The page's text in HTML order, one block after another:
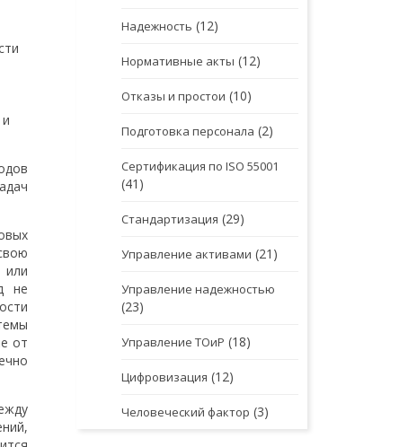
не
от
Надежность (12)
Нормативные акты (12)
Отказы и простои (10)
Подготовка персонала (2)
Сертификация по ISO 55001
(41)
Стандартизация (29)
Управление активами (21)
Управление надежностью
(23)
Управление ТОиР (18)
Цифровизация (12)
Человеческий фактор (3)